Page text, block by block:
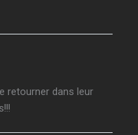
retourner dans leur